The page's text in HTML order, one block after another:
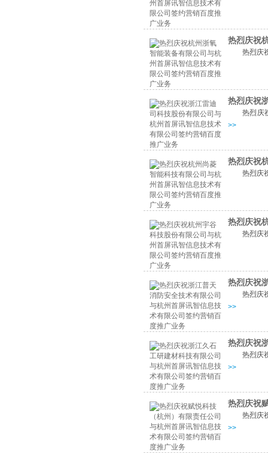
热烈庆祝
热烈庆
热烈庆祝
热烈庆
>>
热烈庆祝
热烈庆
热烈庆祝
热烈庆
热烈庆祝
热烈庆
>>
热烈庆祝
热烈庆
>>
热烈庆祝
热烈庆
>>